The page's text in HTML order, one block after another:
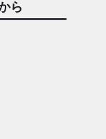
ら